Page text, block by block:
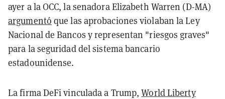
ayer a la OCC, la senadora Elizabeth Warren (D-MA)
argumentó que las aprobaciones violaban la Ley
Nacional de Bancos y representan "riesgos graves"
para la seguridad del sistema bancario
estadounidense.
La firma DeFi vinculada a Trump,World Liberty